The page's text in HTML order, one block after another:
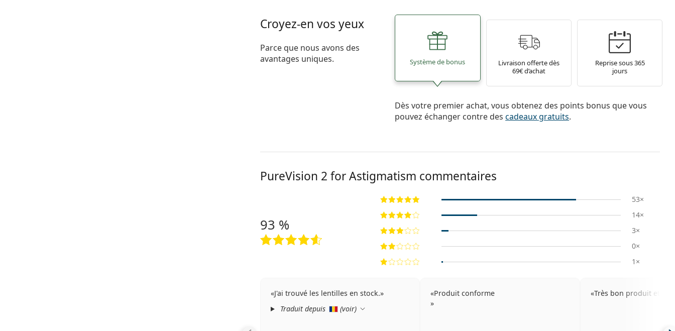
Croyez-en vos yeux
Parce que nous avons des
avantages uniques.
Système de bonus
Livraison offerte dès
69€ d’achat
Reprise sous 365
jours
Dès votre premier achat, vous obtenez des points bonus que vous
pouvez échanger contre descadeaux gratuits.
PureVision 2 for Astigmatism commentaires
93 %
53×
14×
3×
0×
1×
J'ai trouvé les lentilles en stock.
Traduit depuis
(voir)
Produit conforme Très bon produit et